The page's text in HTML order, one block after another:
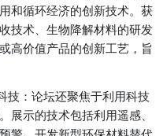
认为，只有通过科技
面临的环境危机，实
进展：论坛重点展示了
代太阳能电池技术、